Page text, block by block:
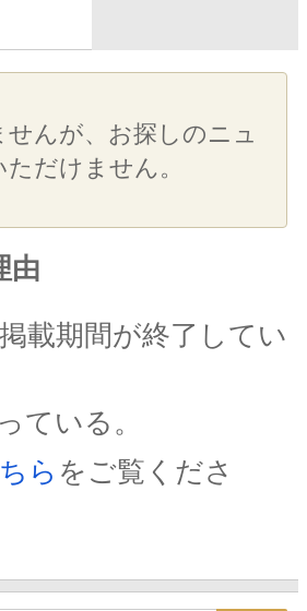
んが、お探しのニュ
だけません。
由
載期間が終了してい
ている。
ら をご覧くださ